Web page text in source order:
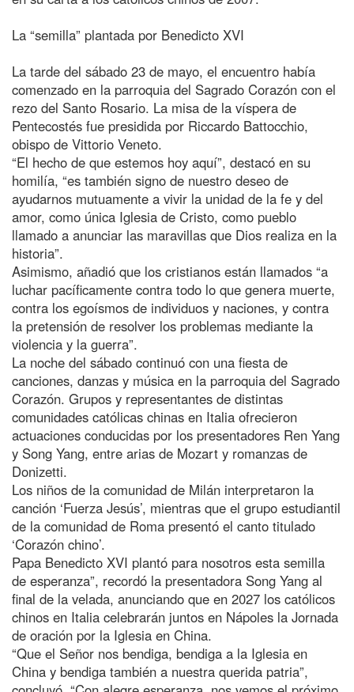
La “semilla” plantada por Benedicto XVI
La tarde del sábado 23 de mayo, el encuentro había
comenzado en la parroquia del Sagrado Corazón con el
rezo del Santo Rosario. La misa de la víspera de
Pentecostés fue presidida por Riccardo Battocchio,
obispo de Vittorio Veneto.
“El hecho de que estemos hoy aquí”, destacó en su
homilía, “es también signo de nuestro deseo de
ayudarnos mutuamente a vivir la unidad de la fe y del
amor, como única Iglesia de Cristo, como pueblo
llamado a anunciar las maravillas que Dios realiza en la
historia”.
Asimismo, añadió que los cristianos están llamados “a
luchar pacíficamente contra todo lo que genera muerte,
contra los egoísmos de individuos y naciones, y contra
la pretensión de resolver los problemas mediante la
violencia y la guerra”.
La noche del sábado continuó con una fiesta de
canciones, danzas y música en la parroquia del Sagrado
Corazón. Grupos y representantes de distintas
comunidades católicas chinas en Italia ofrecieron
actuaciones conducidas por los presentadores Ren Yang
y Song Yang, entre arias de Mozart y romanzas de
Donizetti.
Los niños de la comunidad de Milán interpretaron la
canción ‘Fuerza Jesús’, mientras que el grupo estudiantil
de la comunidad de Roma presentó el canto titulado
‘Corazón chino’.
Papa Benedicto XVI plantó para nosotros esta semilla
de esperanza”, recordó la presentadora Song Yang al
final de la velada, anunciando que en 2027 los católicos
chinos en Italia celebrarán juntos en Nápoles la Jornada
de oración por la Iglesia en China.
“Que el Señor nos bendiga, bendiga a la Iglesia en
China y bendiga también a nuestra querida patria”,